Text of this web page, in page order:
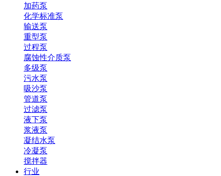
加药泵
化学标准泵
输送泵
重型泵
过程泵
腐蚀性介质泵
多级泵
污水泵
吸沙泵
管道泵
过滤泵
液下泵
浆液泵
凝结水泵
冷凝泵
搅拌器
行业